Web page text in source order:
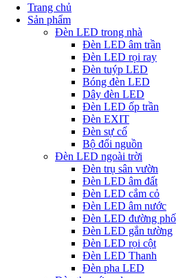
Trang chủ
Sản phẩm
Đèn LED trong nhà
Đèn LED âm trần
Đèn LED rọi ray
Đèn tuýp LED
Bóng đèn LED
Dây đèn LED
Đèn LED ốp trần
Đèn EXIT
Đèn sự cố
Bộ đổi nguồn
Đèn LED ngoài trời
Đèn trụ sân vườn
Đèn LED âm đất
Đèn LED cắm cỏ
Đèn LED âm nước
Đèn LED đường phố
Đèn LED gắn tường
Đèn LED rọi cột
Đèn LED Thanh
Đèn pha LED